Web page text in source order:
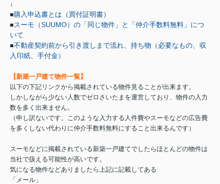
↓
■購入申込書とは（買付証明書）
■ スーモ（SUUMO）の「同じ物件」と「仲介手数料無料」につ
いて
■不動産契約前から引き渡しまで流れ、持ち物（必要なもの、収
入印紙、手付金）
【新築一戸建て物件一覧】
以下の下記リンクから掲載されている物件見ることが出来ます。
しかしながら少ない人数でゼロさいたまを運営しており、物件の入力
数を多く出来ません。
（申し訳ないです。このような入力する人件費やスーモなどの広告費
を多くしない代わりに仲介手数料無料にすること出来るんです）
スーモなどに掲載されている新築一戸建てでしたらほとんどの物件は
当社で扱える可能性が高いです。
気になる物件などありましたら上記に記載してある
「メール」